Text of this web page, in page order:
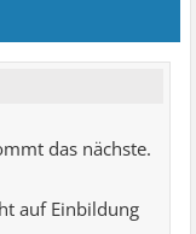
das nächste.
auf Einbildung